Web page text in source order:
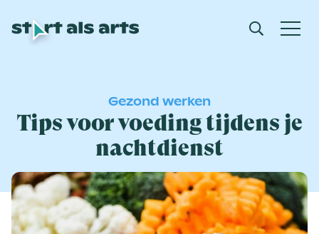
Gezond werken
Tips voor voeding tijdens je
nachtdienst